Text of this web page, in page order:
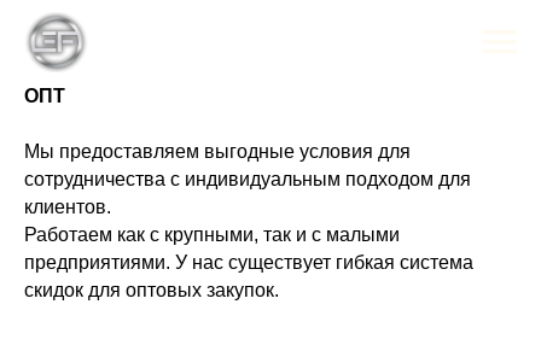
ОПТ
Мы предоставляем выгодные условия для
сотрудничества с индивидуальным подходом для
клиентов.
Работаем как с крупными, так и с малыми
предприятиями. У нас существует гибкая система
скидок для оптовых закупок.